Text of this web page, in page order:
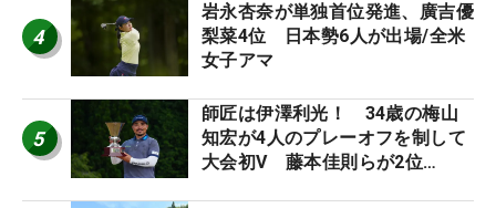
4
岩永杏奈が単独首位発進、廣吉優
梨菜4位 日本勢6人が出場/全米
女子アマ
5
師匠は伊澤利光！ 34歳の梅山
知宏が4人のプレーオフを制して
大会初V 藤本佳則らが2位